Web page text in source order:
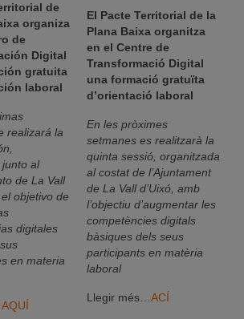
incendio
de
organiza
de
Digital
gratuita
laboral
realizará la
al
de La Vall
el objetivo de
digitales
en materia
AQUÍ
El Pacte Territorial de la
Plana Baixa organitza
en el Centre de
Transformació Digital
una formació gratuïta
d’orientació laboral
En les pròximes
setmanes es realitzarà la
quinta sessió, organitzada
al costat de l’Ajuntament
de La Vall d’Uixó, amb
l’objectiu d’augmentar les
competències digitals
bàsiques dels seus
participants en matèria
laboral
Llegir més… ACÍ